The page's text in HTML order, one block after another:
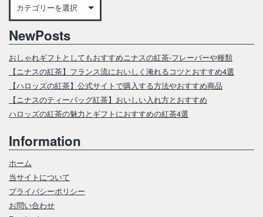
NewPosts
おしゃれギフトとしてもおすすめニナスの紅茶‐フレーバーや種類
【ニナスの紅茶】フランス流においしく淹れるコツとおすすめ4選
【ハロッズの紅茶】公式サイトで購入する方法やおすすめ商品
【ニナスのティーバッグ紅茶】おいしい入れ方とおすすめ
ハロッズの紅茶の魅力とギフトにおすすめの紅茶4選
Information
ホーム
当サイトについて
プライバシーポリシー
お問い合わせ